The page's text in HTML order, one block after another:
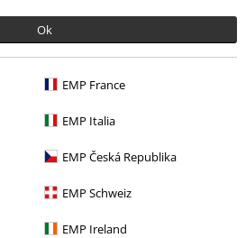
Ok
EMP France
EMP Italia
EMP Česká Republika
EMP Schweiz
EMP Ireland